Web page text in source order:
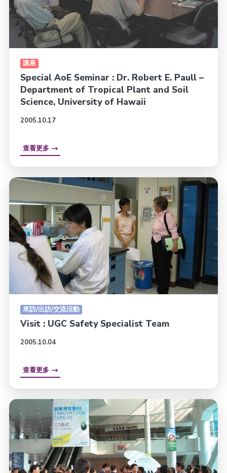
講座
Special AoE Seminar : Dr. Robert E. Paull –
Department of Tropical Plant and Soil
Science, University of Hawaii
2005.10.17
查看更多
來訪/出訪/交流活動
Visit : UGC Safety Specialist Team
2005.10.04
查看更多